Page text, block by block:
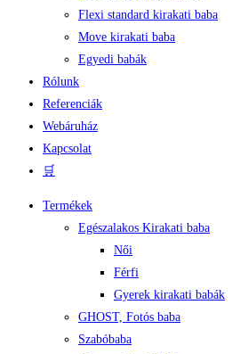
Flexi standard kirakati baba
Move kirakati baba
Egyedi babák
Rólunk
Referenciák
Webáruház
Kapcsolat
🛒
Termékek
Egészalakos Kirakati baba
Női
Férfi
Gyerek kirakati babák
GHOST, Fotós baba
Szabóbaba